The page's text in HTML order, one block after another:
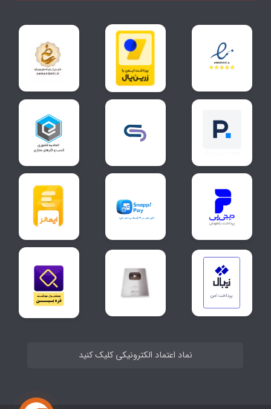
نماد اعتماد الکترونیکی کلیک کنید